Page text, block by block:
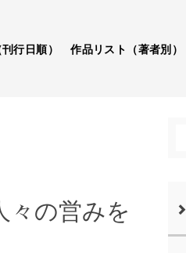
行日順） 作品リスト（著者別）
々の営みを